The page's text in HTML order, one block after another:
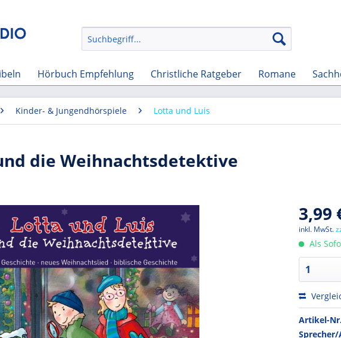
Hörbuch Empfehlung Christliche Ratgeber Romane
Kinder- & Jungendhörspiele Lotta und Luis
die Weihnachtsdetektive
3,99
inkl. MwSt.
Als
Artikel-